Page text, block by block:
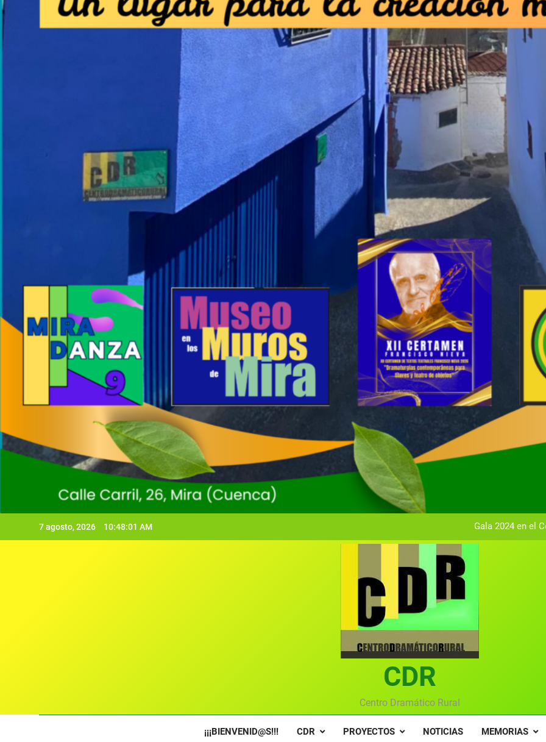
7 agosto, 2026 10:48:02 AM
Textos seleccionados en el VI Certamen Francisco Nieva de
Textos seleccionados en el VI Certamen Francisco Nieva de
CDR
Centro Dramático Rural
¡¡¡BIENVENID@S!!! CDR PROYECTOS NOTICIAS MEMORIAS